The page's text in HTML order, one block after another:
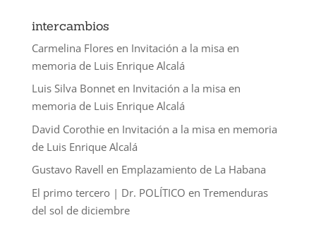
intercambios
Carmelina Floresen Invitación a la misa en
memoria de Luis Enrique Alcalá
Luis Silva Bonneten Invitación a la misa en
memoria de Luis Enrique Alcalá
David Corothieen Invitación a la misa en memoria
de Luis Enrique Alcalá
Gustavo Ravell en Emplazamiento de La Habana
El primo tercero | Dr. POLÍTICO en Tremenduras
del sol de diciembre